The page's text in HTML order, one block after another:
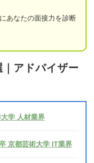
あなたの面接力を診断
｜アドバイザー
学 人材業界
京都芸術大学 IT業界